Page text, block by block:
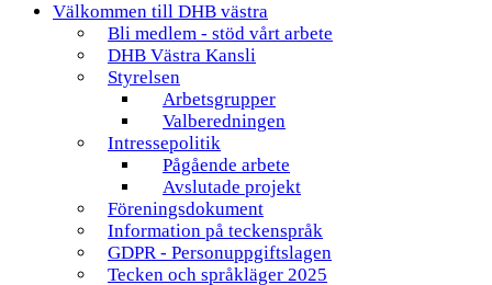
Välkommen till DHB västra
Bli medlem - stöd vårt arbete
DHB Västra Kansli
Styrelsen
Arbetsgrupper
Valberedningen
Intressepolitik
Pågående arbete
Avslutade projekt
Föreningsdokument
Information på teckenspråk
GDPR - Personuppgiftslagen
Tecken och språkläger 2025